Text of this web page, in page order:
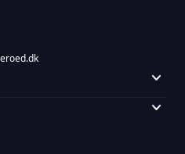
keyboard_arrow_down
keyboard_arrow_down